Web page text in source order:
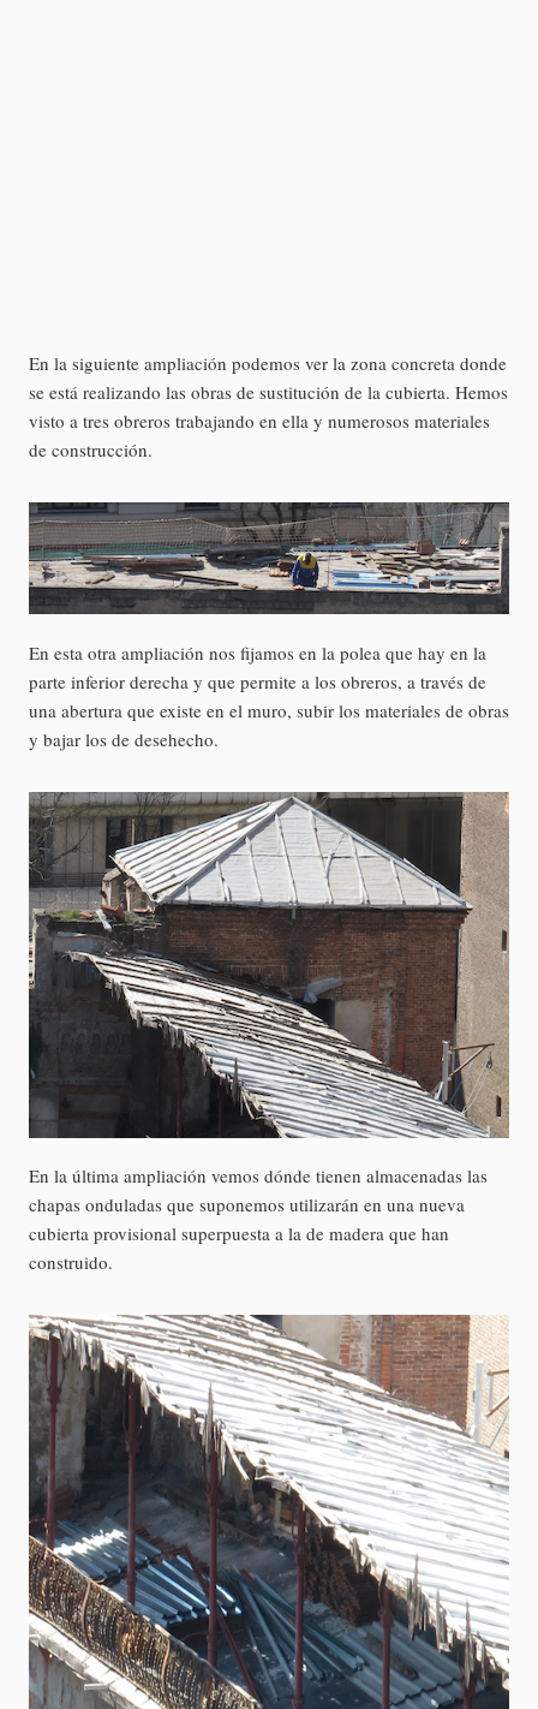
En la siguiente ampliación podemos ver la zona concreta donde
se está realizando las obras de sustitución de la cubierta. Hemos
visto a tres obreros trabajando en ella y numerosos materiales
de construcción.
En esta otra ampliación nos fijamos en la polea que hay en la
parte inferior derecha y que permite a los obreros, a través de
una abertura que existe en el muro, subir los materiales de obras
y bajar los de desehecho.
En la última ampliación vemos dónde tienen almacenadas las
chapas onduladas que suponemos utilizarán en una nueva
cubierta provisional superpuesta a la de madera que han
construido.